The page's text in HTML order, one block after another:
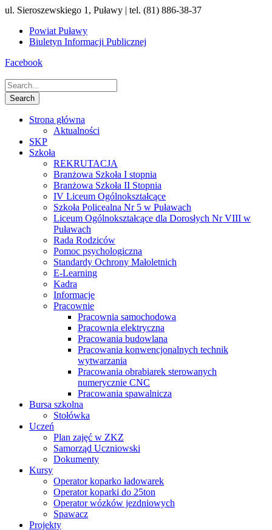
ul. Sieroszewskiego 1, Puławy | tel. (81) 886-38-37
Powiat Puławy
Biuletyn Informacji Publicznej
Facebook
Strona główna
Aktualności
SKP
Szkoła
REKRUTACJA
Branżowa Szkoła I stopnia
Branżowa Szkoła II Stopnia
IV Liceum Ogólnokształcące
Szkoła Policealna Nr 5 w Puławach
Liceum Ogólnokształcące dla Dorosłych Nr VIII w
Puławach
Rada Rodziców
Pomoc psychologiczna
Standardy Ochrony Małoletnich
E-Learning
Kadra
Informacje
Pracownie
Pracownia samochodowa
Pracownia elektryczna
Pracowania budowlana
Pracowania konwencjonalnych technik
wytwarzania
Pracowania obrabiarek sterowanych
numerycznie CNC
Pracowania spawalnicza
Bursa szkolna
Stołówka
Uczeń
Plan zajęć w ZKZ
Samorząd Uczniowski
Dokumenty
Kursy
Operator koparko ładowarek
Operator koparki do 25ton
Operator wózków jezdniowych
Spawacz
Projekty